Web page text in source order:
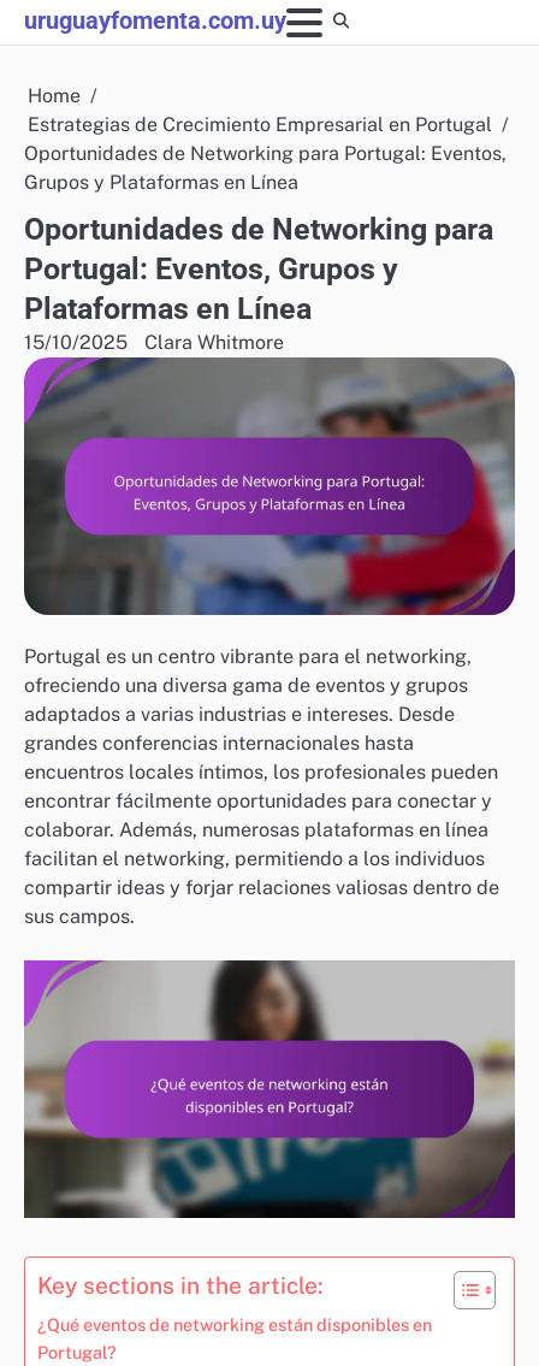
Skip
to
uruguayfomenta.com.uy
Home
Estrategias de Crecimiento Empresarial en Portugal
Oportunidades de Networking para Portugal: Eventos,
Grupos y Plataformas en Línea
Oportunidades de Networking para
Portugal: Eventos, Grupos y
Plataformas en Línea
15/10/2025 Clara Whitmore
Portugal es un centro vibrante para el networking,
ofreciendo una diversa gama de eventos y grupos
adaptados a varias industrias e intereses. Desde
grandes conferencias internacionales hasta
encuentros locales íntimos, los profesionales pueden
encontrar fácilmente oportunidades para conectar y
colaborar. Además, numerosas plataformas en línea
facilitan el networking, permitiendo a los individuos
compartir ideas y forjar relaciones valiosas dentro de
sus campos.
Key sections in the article:
¿Qué eventos de networking están disponibles en
Portugal?